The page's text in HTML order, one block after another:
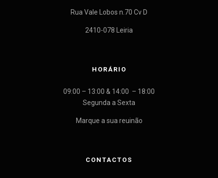
Rua Vale Lobos n.70 Cv D
2410-078 Leiria
HORÁRIO
09:00 – 13:00 & 14:00 – 18:00
Segunda a Sexta
Marque a sua reuinão
CONTACTOS